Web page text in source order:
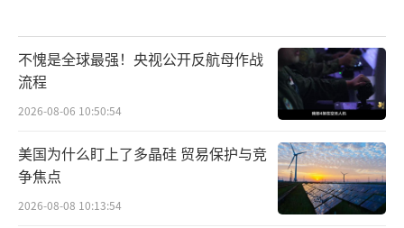
不愧是全球最强！央视公开反航母作战
流程
2026-08-06 10:50:54
美国为什么盯上了多晶硅 贸易保护与竞
争焦点
2026-08-08 10:13:54